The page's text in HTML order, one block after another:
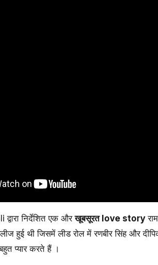
निर्देशित एक औरखूबसूरत love story
हुई थी जिसमें लीड रोल में रणबीर सिंह और
प्यार करते हैं ।